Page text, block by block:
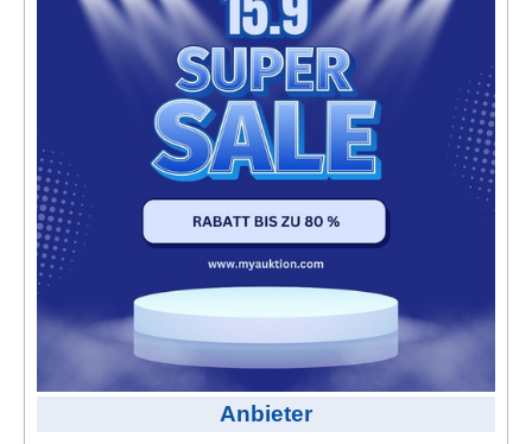
Kontakt
AGB, Nutzungsbedingungen
Anbieter